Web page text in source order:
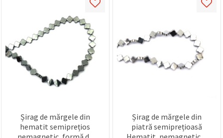
Șirag de mărgele din
hematit semiprețios
Șirag de mărgele din
piatră semiprețioasă